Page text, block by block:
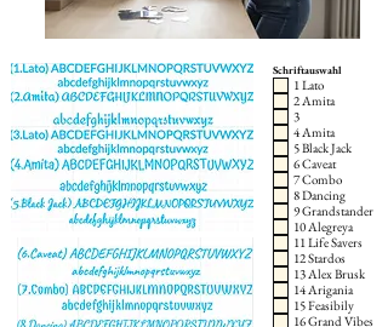
Schriftauswahl
1 Lato
2 Amita
3
4 Amita
5 Black Jack
6 Caveat
7 Combo
8 Dancing
9 Grandstander
10 Alegreya
11 Life Savers
12 Stardos
13 Alex Brusk
14 Arigania
15 Feasibily
16 Grand Vibes